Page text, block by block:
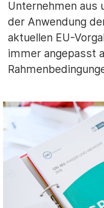
Unternehmen aus
der Anwendung
aktuellen EU-
immer angepasst